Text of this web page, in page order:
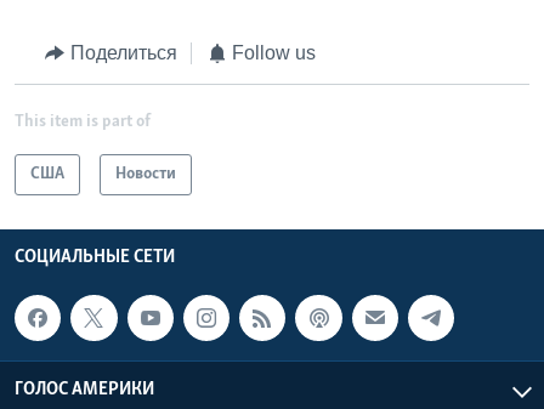
Поделиться Follow us
This item is part of
США Новости
СОЦИАЛЬНЫЕ СЕТИ
ГОЛОС АМЕРИКИ